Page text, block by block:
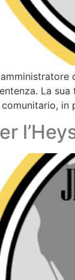
La
in